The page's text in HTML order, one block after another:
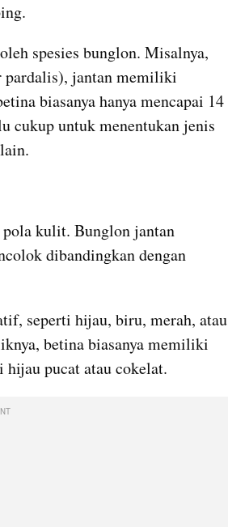
spesies bunglon. Misalnya,
pardalis), jantan memiliki
biasanya hanya mencapai 14
cukup untuk menentukan jenis
kulit. Bunglon jantan
dibandingkan dengan
seperti hijau, biru, merah, atau
betina biasanya memiliki
hijau pucat atau cokelat.